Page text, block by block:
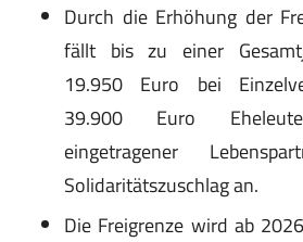
Durch die Erhöhung der
fällt bis zu einer
19.950 Euro bei
39.900 Euro
eingetragener
Solidaritätszuschlag an.
Die Freigrenze wird ab